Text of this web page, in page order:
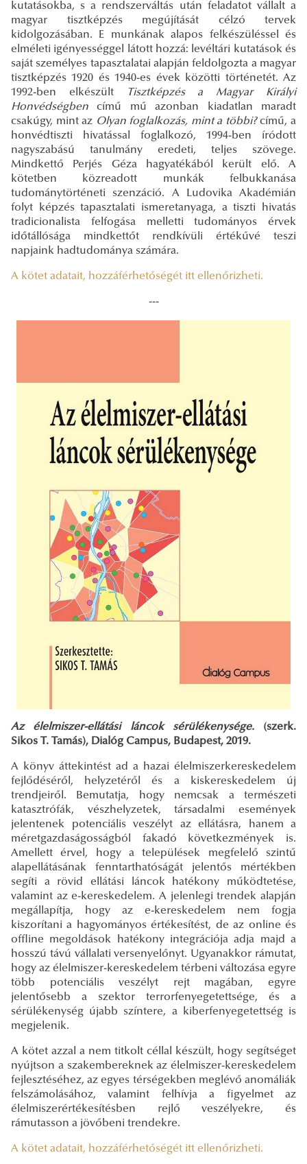
kutatásokba, s a rendszerváltás után feladatot vállalt a
magyar tisztképzés megújítását célzó tervek
kidolgozásában. E munkának alapos felkészüléssel és
elméleti igényességgel látott hozzá: levéltári kutatások és
saját személyes tapasztalatai alapján feldolgozta a magyar
tisztképzés 1920 és 1940-es évek közötti történetét. Az
1992-ben elkészült
Tisztképzés a Magyar Királyi
Honvédségben című mű azonban kiadatlan maradt
csakúgy, mint az Olyan foglalkozás, mint a többi?című, a
honvédtiszti hivatással foglalkozó, 1994-ben íródott
nagyszabású tanulmány eredeti, teljes szövege.
Mindkettő Perjés Géza hagyatékából került elő. A
kötetben közreadott munkák felbukkanása
tudománytörténeti szenzáció. A Ludovika Akadémián
folyt képzés tapasztalati ismeretanyaga, a tiszti hivatás
tradicionalista felfogása melletti tudományos érvek
időtállósága mindkettőt rendkívüli értékűvé teszi
napjaink hadtudománya számára.
A kötet adatait, hozzáférhetőségét itt ellenőrizheti.
---
Az élelmiszer-ellátási láncok sérülékenysége.(szerk.
Sikos T. Tamás), Dialóg Campus, Budapest, 2019.
A könyv áttekintést ad a hazai élelmiszerkereskedelem
fejlődéséről, helyzetéről és a kiskereskedelem új
trendjeiről. Bemutatja, hogy nemcsak a természeti
katasztrófák, vészhelyzetek, társadalmi események
jelentenek potenciális veszélyt az ellátásra, hanem a
méretgazdaságosságból fakadó következmények is.
Amellett érvel, hogy a települések megfelelő szintű
alapellátásának fenntarthatóságát jelentős mértékben
segíti a rövid ellátási láncok hatékony működtetése,
valamint az e-kereskedelem. A jelenlegi trendek alapján
megállapítja, hogy az e-kereskedelem nem fogja
kiszorítani a hagyományos értékesítést, de az online és
offline megoldások hatékony integrációja adja majd a
hosszú távú vállalati versenyelőnyt. Ugyanakkor rámutat,
hogy az élelmiszer-kereskedelem térbeni változása egyre
több potenciális veszélyt rejt magában, egyre
jelentősebb a szektor terrorfenyegetettsége, és a
sérülékenység újabb színtere, a kiberfenyegetettség is
megjelenik.
A kötet azzal a nem titkolt céllal készült, hogy segítséget
nyújtson a szakembereknek az élelmiszer-kereskedelem
fejlesztéséhez, az egyes térségekben meglévő anomáliák
felszámolásához, valamint felhívja a figyelmet az
élelmiszerértékesítésben rejlő veszélyekre, és
rámutasson a jövőbeni trendekre.
A kötet adatait, hozzáférhetőségét itt ellenőrizheti.